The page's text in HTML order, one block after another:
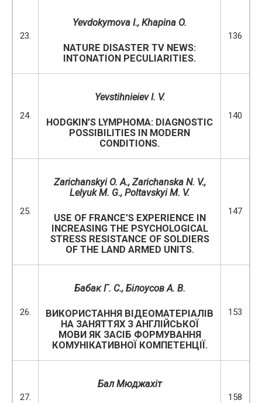
23.
Yevdokymova I., Khapina O.
NATURE DISASTER TV NEWS:
INTONATION PECULIARITIES.
136
24.
Yevstihnieiev I. V.
HODGKIN’S LYMPHOMA: DIAGNOSTIC
POSSIBILITIES IN MODERN
CONDITIONS.
140
25.
ZarichanskyіO. A., Zarichanska N. V.,
Lelyuk M. G., Poltavskyi M. V.
USE OF FRANCE’S EXPERIENCE IN
INCREASING THE PSYCHOLOGICAL
STRESS RESISTANCE OF SOLDIERS
OF THE LAND ARMED UNITS.
147
26.
Бабак Г. С., Білоусов А. В.
ВИКОРИСТАННЯ ВІДЕОМАТЕРІАЛІВ
НА ЗАНЯТТЯХ З АНГЛІЙСЬКОЇ
МОВИ ЯК ЗАСІБ ФОРМУВАННЯ
КОМУНІКАТИВНОЇ КОМПЕТЕНЦІЇ.
153
27.
Бал Мюджахіт
158